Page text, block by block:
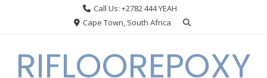
Call Us: +2782 444 YEAH
Cape Town, South Africa
RIFLOOREPOXY